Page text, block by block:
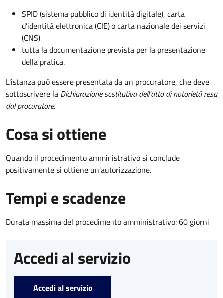
SPID (sistema pubblico di identità digitale), carta
d’identità elettronica (CIE) o carta nazionale dei servizi
(CNS)
tutta la documentazione prevista per la presentazione
della pratica.
L'istanza può essere presentata da un procuratore, che deve
sottoscrivere la Dichiarazione sostitutiva dell'atto di notorietà resa
dal procuratore.
Cosa si ottiene
Quando il procedimento amministrativo si conclude
positivamente si ottiene un'autorizzazione.
Tempi e scadenze
Durata massima del procedimento amministrativo: 60 giorni
Accedi al servizio
Accedi al servizio